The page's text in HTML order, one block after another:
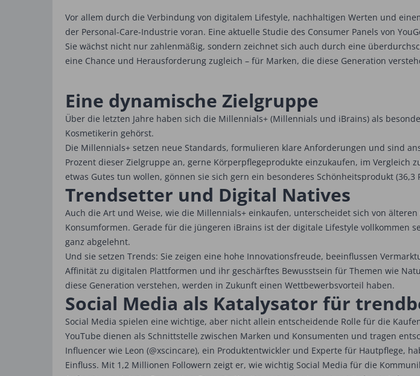
Vor allem durch die Verbindung von digitalem Lifestyle, nachhaltigen Werten und
der Personal-Care-Industrie voran. Eine aktuelle Studie des Consumer Panels von
Sie wächst nicht nur zahlenmäßig, sondern zeichnet sich auch durch eine
eine Chance und Herausforderung zugleich – für Marken, die diese Generation
Eine dynamische Zielgruppe
Über die letzten Jahre haben sich die Millennials+ (Millennials und iBrains) als
Kosmetikerin gehörst.
Die Millennials+ setzen neue Standards, formulieren klare Anforderungen und sind
Prozent dieser Zielgruppe an, gerne Körperpflegeprodukte einzukaufen, im Vergleich
etwas Gutes tun wollen, gönnen sie sich gern ein besonderes Schönheitsprodukt
Trendsetter und Digital Natives
Auch die Art und Weise, wie die Millennials+ einkaufen, unterscheidet sich von
Konsumformen. Gerade für die jüngeren iBrains ist der digitale Lifestyle
ganz abgelehnt.
Und sie setzen Trends: Sie zeigen eine hohe Innovationsfreude, beeinflussen
Affinität zu digitalen Plattformen und ihr geschärftes Bewusstsein für Themen wie
diese Generation verstehen, werden in Zukunft einen Wettbewerbsvorteil haben.
Social Media als Katalysator für
Social Media spielen eine wichtige, aber nicht allein entscheidende Rolle für die
YouTube dienen als Schnittstelle zwischen Marken und Konsumenten und tragen
Influencer wie Leon (@xscincare), ein Produktentwickler und Experte für
Einfluss. Mit 1,2 Millionen Followern zeigt er, wie wichtig Social Media für die